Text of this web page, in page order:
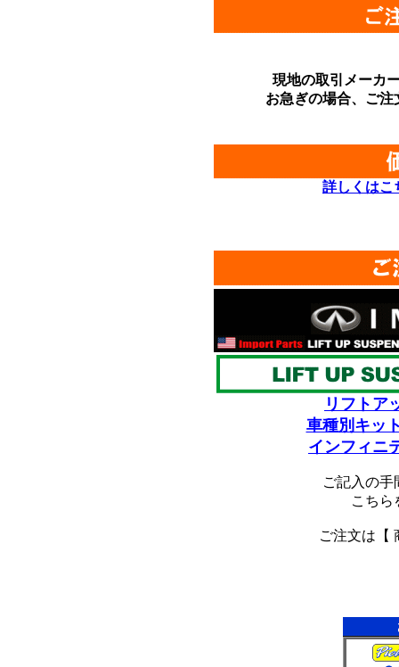
現地の取引メーカ
お急ぎの場合、ご
詳しくはこ
リフトア
車種別キッ
インフィニ
ご記入の手
こちら
ご注文は【